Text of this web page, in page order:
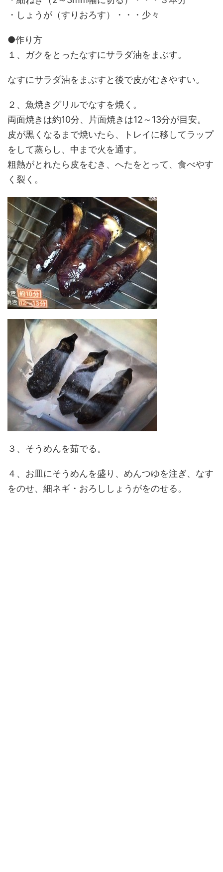
・しょうが（すりおろす）・・・少々
●作り方
１、ガクをとったなすにサラダ油をまぶす。
なすにサラダ油をまぶすと後で皮がむきやすい。
２、魚焼きグリルでなすを焼く。
両面焼きは約10分、片面焼きは12～13分が目安。
皮が黒くなるまで焼いたら、トレイに移してラップ
をして蒸らし、中まで火を通す。
粗熱がとれたら皮をむき、へたをとって、食べやす
く裂く。
３、そうめんを茹でる。
４、お皿にそうめんを盛り、めんつゆを注ぎ、なす
をのせ、細ネギ・おろししょうがをのせる。